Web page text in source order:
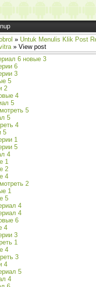
» Untuk Menulis Klik Post
» View post
6 новые 3
6
3
5
2
4
5
5
5
4
5
1
5
4
1
2
4
2
1
5
4
4
6
4
3
1
4
3
4
5
4